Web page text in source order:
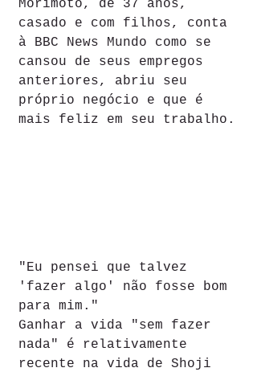
Morimoto, de 37 anos,
casado e com filhos, conta
à BBC News Mundo como se
cansou de seus empregos
anteriores, abriu seu
próprio negócio e que é
mais feliz em seu trabalho.
"Eu pensei que talvez
'fazer algo' não fosse bom
para mim."
Ganhar a vida "sem fazer
nada" é relativamente
recente na vida de Shoji